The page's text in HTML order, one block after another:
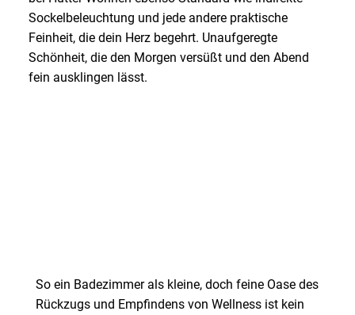
Sockelbeleuchtung und jede andere praktische
Feinheit, die dein Herz begehrt. Unaufgeregte
Schönheit, die den Morgen versüßt und den Abend
fein ausklingen lässt.
So ein Badezimmer als kleine, doch feine Oase des
Rückzugs und Empfindens von Wellness ist kein